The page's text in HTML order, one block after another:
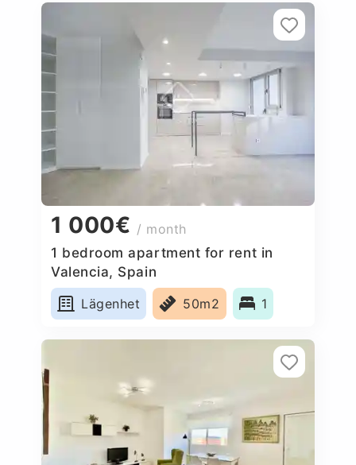
1 000€ / month
1 bedroom apartment for rent in
Valencia, Spain
Lägenhet
50m2 1